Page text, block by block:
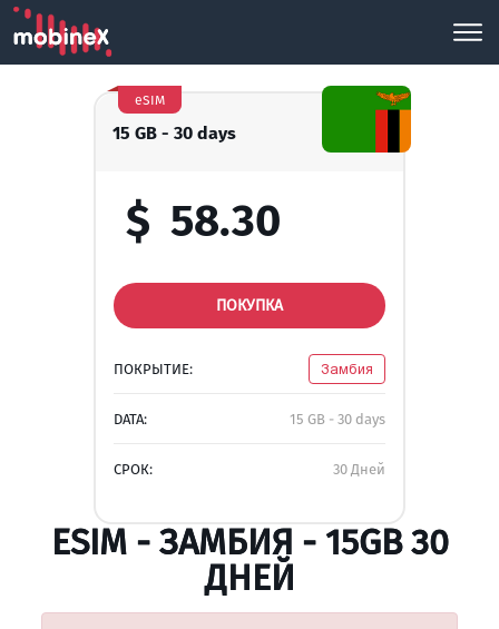
15 GB - 30 days
eSIM
$ 58.30
ПОКУПКА
ПОКРЫТИЕ: Замбия
DATA: 15 GB - 30 days
СРОК: 30 Дней
ESIM - ЗАМБИЯ - 15GB 30
ДНЕЙ